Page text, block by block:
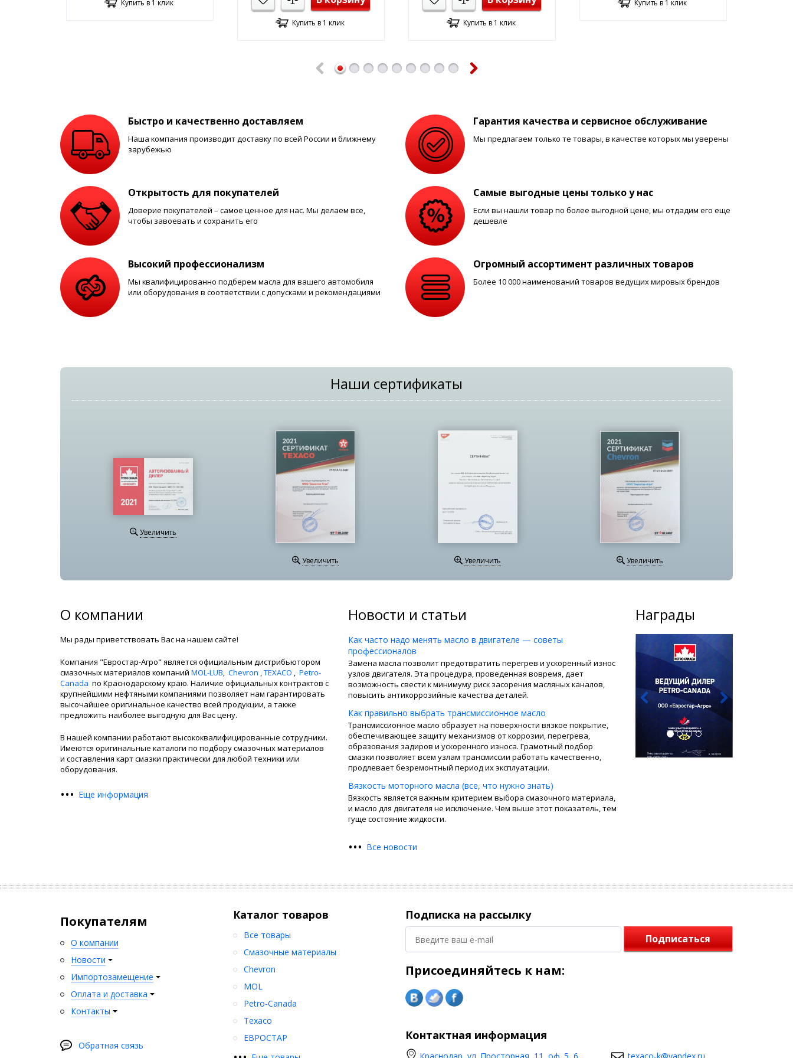
Интернет магазин по продаже автомобильных масел и смазок «Евростар» предлагает большой выбор продукции от ведущих
Доставка по Краснодару и Краснодарскому краю,
Дополнительную информацию о возможностях взаимодействия ищите на сайте или спрашивайте по телефону.
Купить в 1 клик
Купить в 1 клик Купить в 1 клик
Купить в 1 клик
Пред.
Быстро и качественно доставляем
Наша компания производит доставку по всей России и ближнему
зарубежью
Гарантия качества и сервисное обслуживание
Мы предлагаем только те товары, в качестве которых мы уверены
Открытость для покупателей
Доверие покупателей – самое ценное для нас. Мы делаем все,
чтобы завоевать и сохранить его
Самые выгодные цены только у нас
Если вы нашли товар по более выгодной цене, мы отдадим его еще
дешевле
Высокий профессионализм
Мы квалифицированно подберем масла для вашего автомобиля
или оборудования в соответствии с допусками и рекомендациями
Огромный ассортимент различных товаров
Более 10 000 наименований товаров ведущих мировых брендов
Наши сертификаты
Увеличить
Увеличить Увеличить Увеличить
О компании
Мы рады приветствовать Вас на нашем сайте!
Компания "Евростар-Агро" является официальным дистрибьютором
смазочных материалов компаний MOL-LUB, Chevron ,TEXACO , Petro-
Canada по Краснодарскому краю. Наличие официальных контрактов с
крупнейшими нефтяными компаниями позволяет нам гарантировать
высочайшее оригинальное качество всей продукции, а также
предложить наиболее выгодную для Вас цену.
В нашей компании работают высококвалифицированные сотрудники.
Имеются оригинальные каталоги по подбору смазочных материалов
и составления карт смазки практически для любой техники или
оборудования.
••• Еще информация
Новости и статьи
Как часто надо менять масло в двигателе — советы
профессионалов
Замена масла позволит предотвратить перегрев и ускоренный износ
узлов двигателя. Эта процедура, проведенная вовремя, дает
возможность свести к минимуму риск засорения масляных каналов,
повысить антикоррозийные качества деталей.
Как правильно выбрать трансмиссионное масло
Трансмиссионное масло образует на поверхности вязкое покрытие,
обеспечивающее защиту механизмов от коррозии, перегрева,
образования задиров и ускоренного износа. Грамотный подбор
смазки позволяет всем узлам трансмиссии работать качественно,
продлевает безремонтный период их эксплуатации.
Вязкость моторного масла (все, что нужно знать)
Вязкость является важным критерием выбора смазочного материала,
и масло для двигателя не исключение. Чем выше этот показатель, тем
гуще состояние жидкости.
••• Все новости
Награды
Назад
Покупателям
О компании
Новости
Импортозамещение
Оплата и доставка
Контакты
Обратная связь
Каталог товаров
Все товары
Смазочные материалы
Chevron
MOL
Petro-Canada
Texaco
ЕВРОСТАР
Подписка на рассылку
Подписаться
Присоединяйтесь к нам:
Контактная информация